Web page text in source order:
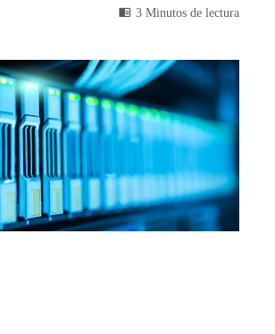
3 Minutos de lectura